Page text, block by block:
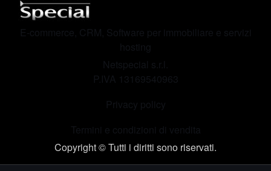
E-commerce, CRM, Software per immobiliare e servizi
hosting
Netspecial s.r.l.
P.IVA 13169540963
Privacy policy
Termini e condizioni di vendita
Copyright © Tutti i diritti sono riservati.